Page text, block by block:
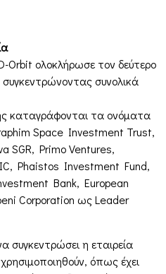
Orbit ολοκλήρωσε τον δεύτερο
συγκεντρώνοντας συνολικά
καταγράφονται τα ονόματα
Space Investment Trust,
SGR, Primo Ventures,
Phaistos Investment Fund,
Bank, European
Corporation ως Leader
συγκεντρώσει η εταιρεία
όπως έχει